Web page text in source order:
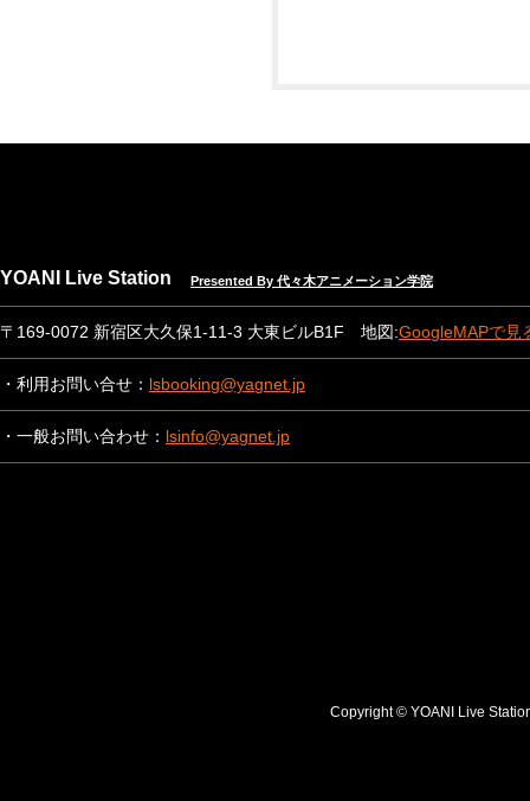
YOANI Live Station Presented By 代々木アニメーション学院
〒169-0072 新宿区大久保1-11-3 大東ビルB1F 地図:GoogleMAPで見
・利用お問い合せ： lsbooking@yagnet.jp
・一般お問い合わせ： lsinfo@yagnet.jp
Copyright © YOANI Live